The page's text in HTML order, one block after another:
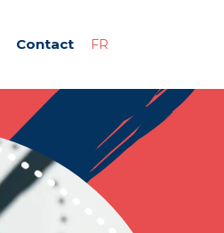
Contact FR